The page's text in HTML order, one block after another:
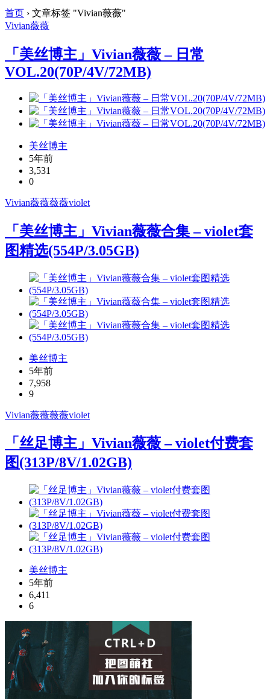
首页 › 文章标签 "Vivian薇薇"
Vivian薇薇
「美丝博主」Vivian薇薇 – 日常
VOL.20(70P/4V/72MB)
美丝博主
5年前
3,531
0
Vivian薇薇薇薇violet
「美丝博主」Vivian薇薇合集 – violet套
图精选(554P/3.05GB)
美丝博主
5年前
7,958
9
Vivian薇薇薇薇violet
「丝足博主」Vivian薇薇 – violet付费套
图(313P/8V/1.02GB)
美丝博主
5年前
6,411
6